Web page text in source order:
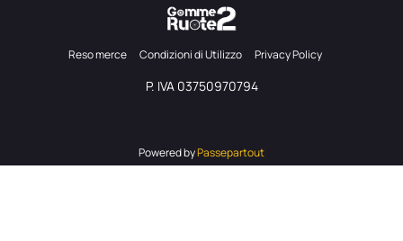
Reso merce Condizioni di Utilizzo Privacy Policy
P. IVA 03750970794
Powered byPassepartout